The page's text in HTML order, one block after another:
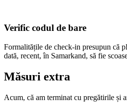
Verific codul de bare
Formalitățile de check-in presupun că
dată, recent, în Samarkand, să fie
Măsuri extra
Acum, că am terminat cu pregătirile și